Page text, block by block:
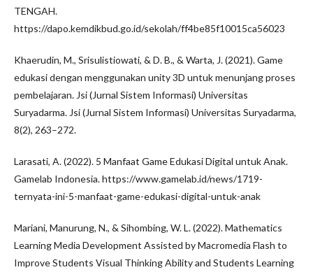
TENGAH.
https://dapo.kemdikbud.go.id/sekolah/ff4be85f10015ca56023
Khaerudin, M., Srisulistiowati, & D. B., & Warta, J. (2021). Game
edukasi dengan menggunakan unity 3D untuk menunjang proses
pembelajaran. Jsi (Jurnal Sistem Informasi) Universitas
Suryadarma. Jsi (Jurnal Sistem Informasi) Universitas Suryadarma,
8(2), 263–272.
Larasati, A. (2022). 5 Manfaat Game Edukasi Digital untuk Anak.
Gamelab Indonesia. https://www.gamelab.id/news/1719-
ternyata-ini-5-manfaat-game-edukasi-digital-untuk-anak
Mariani, Manurung, N., & Sihombing, W. L. (2022). Mathematics
Learning Media Development Assisted by Macromedia Flash to
Improve Students Visual Thinking Ability and Students Learning